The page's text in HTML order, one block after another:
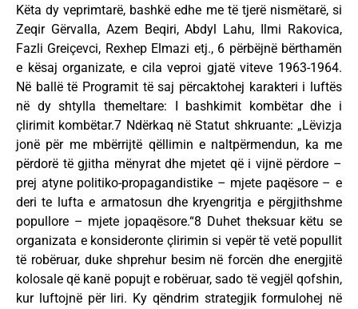
Këta dy veprimtarë, bashkë edhe me të tjerë nismëtarë, si
Zeqir Gërvalla, Azem Beqiri, Abdyl Lahu, Ilmi Rakovica,
Fazli Greiçevci, Rexhep Elmazi etj., 6 përbëjnë bërthamën
e kësaj organizate, e cila veproi gjatë viteve 1963-1964.
Në ballë të Programit të saj përcaktohej karakteri i luftës
në dy shtylla themeltare: I bashkimit kombëtar dhe i
çlirimit kombëtar.7 Ndërkaq në Statut shkruante: „Lëvizja
jonë për me mbërrijtë qëllimin e naltpërmendun, ka me
përdorë të gjitha mënyrat dhe mjetet që i vijnë përdore –
prej atyne politiko-propagandistike – mjete paqësore – e
deri te lufta e armatosun dhe kryengritja e përgjithshme
popullore – mjete jopaqësore.“8 Duhet theksuar këtu se
organizata e konsideronte çlirimin si vepër të vetë popullit
të robëruar, duke shprehur besim në forcën dhe energjitë
kolosale që kanë popujt e robëruar, sado të vegjël qofshin,
kur luftojnë për liri. Ky qëndrim strategjik formulohej në